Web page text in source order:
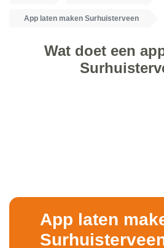
App laten maken Surhuisterveen
Wat doet een
App laten